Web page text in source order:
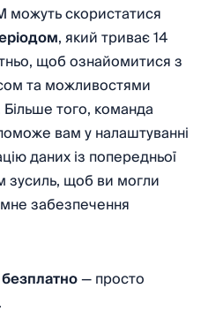
можуть скористатися
, який триває 14
щоб ознайомитися з
та можливостями
того, команда
вам у налаштуванні
даних із попередньої
зусиль, щоб ви могли
забезпечення
безплатно— просто
.